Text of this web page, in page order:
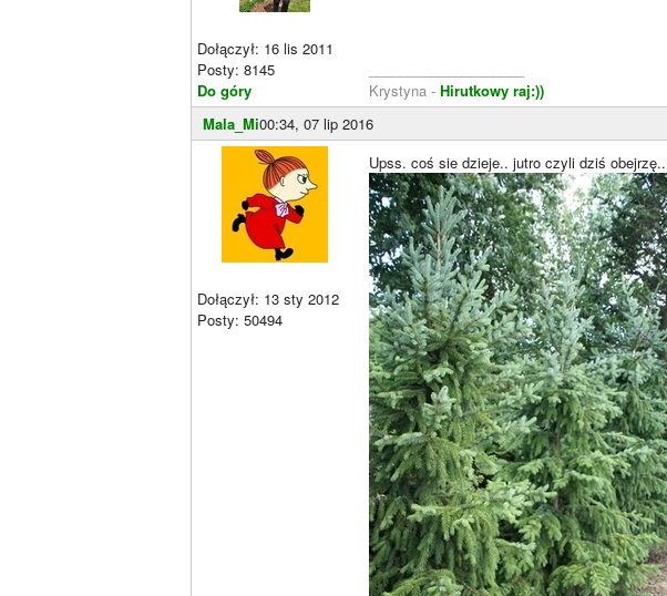
Dołączył: 16 lis 2011
Posty: 8145
Do góry
Krystyna - Hirutkowy raj:))
Mala_Mi00:34, 07 lip 2016
Dołączył: 13 sty 2012
Posty: 50494
Upss. coś sie dzieje.. jutro czyli dziś